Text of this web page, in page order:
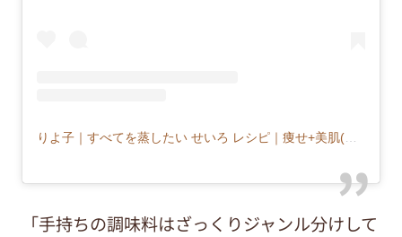
りよ子｜すべてを蒸したい せいろ レシピ｜痩せ+美肌(@musu_riyoco)がシェアした投稿
「手持ちの調味料はざっくりジャンル分けして